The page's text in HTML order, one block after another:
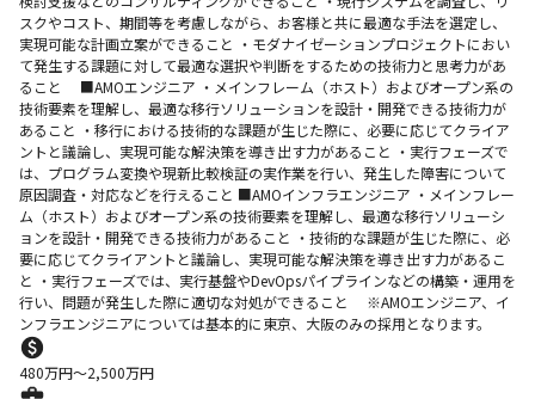
スクやコスト、期間等を考慮しながら、お客様と共に最適な手法を選定し、
実現可能な計画立案ができること ・モダナイゼーションプロジェクトにおい
て発生する課題に対して最適な選択や判断をするための技術力と思考力があ
ること ■AMOエンジニア ・メインフレーム（ホスト）およびオープン系の
技術要素を理解し、最適な移行ソリューションを設計・開発できる技術力が
あること ・移行における技術的な課題が生じた際に、必要に応じてクライア
ントと議論し、実現可能な解決策を導き出す力があること ・実行フェーズで
は、プログラム変換や現新比較検証の実作業を行い、発生した障害について
原因調査・対応などを行えること ■AMOインフラエンジニア ・メインフレー
ム（ホスト）およびオープン系の技術要素を理解し、最適な移行ソリューシ
ョンを設計・開発できる技術力があること ・技術的な課題が生じた際に、必
要に応じてクライアントと議論し、実現可能な解決策を導き出す力があるこ
と ・実行フェーズでは、実行基盤やDevOpsパイプラインなどの構築・運用を
行い、問題が発生した際に適切な対処ができること ※AMOエンジニア、イ
ンフラエンジニアについては基本的に東京、大阪のみの採用となります。
480万円〜2,500万円